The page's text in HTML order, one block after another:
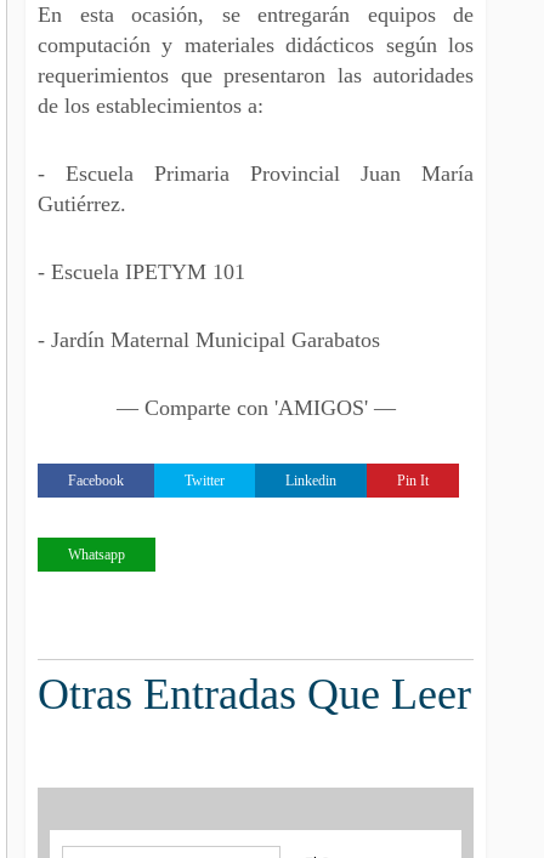
En esta ocasión, se entregarán equipos de
computación y materiales didácticos según los
requerimientos que presentaron las autoridades
de los establecimientos a:
- Escuela Primaria Provincial Juan María
Gutiérrez.
- Escuela IPETYM 101
- Jardín Maternal Municipal Garabatos
— Comparte con 'AMIGOS' —
Facebook Twitter Linkedin Pin It
Whatsapp
Otras Entradas Que Leer